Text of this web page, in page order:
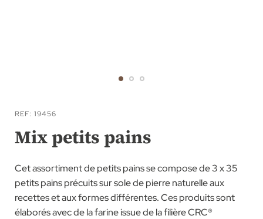
to
the
beginning
the
images
gallery
REF 19456
Mix petits pains
Cet assortiment de petits pains se compose de 3 x 35
petits pains précuits sur sole de pierre naturelle aux
recettes et aux formes différentes. Ces produits sont
élaborés avec de la farine issue de la filière CRC®